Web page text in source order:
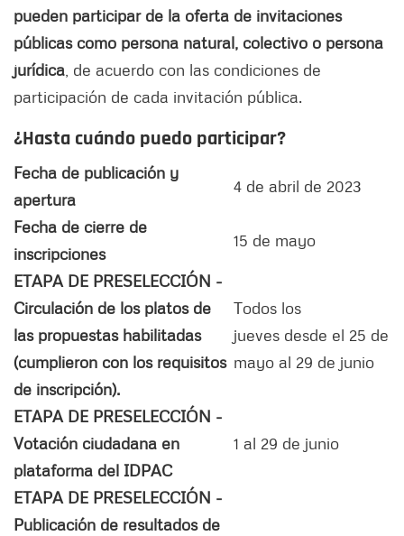
pueden participar de la oferta de invitaciones
públicas como persona natural, colectivo o persona
jurídica , de acuerdo con las condiciones de
participación de cada invitación pública.
¿Hasta cuándo puedo participar?
Fecha de publicación y
apertura
4 de abril de 2023
Fecha de cierre de
inscripciones
15 de mayo
ETAPA DE PRESELECCIÓN -
Circulación de los platos de
las propuestas habilitadas
(cumplieron con los requisitos
de inscripción).
Todos los
jueves desde el 25 de
mayo al 29 de junio
ETAPA DE PRESELECCIÓN -
Votación ciudadana en
plataforma del IDPAC
1 al 29 de junio
ETAPA DE PRESELECCIÓN -
Publicación de resultados de